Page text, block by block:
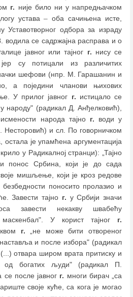
г. није било ни у напредњачком
устава– оба сачињена исте,
Уставотворног одбора за израду
водила се садржајна расправа и о
јавног или тајног г. нису се
су потицали из различитих
шефови (нпр. М. Гарашанин и
а поједини чланови њихових
У прилог јавног г. истицало се
народу" (радикал Д. Анђелковић),
народа тајно г. води у
Несторовић) и сл. По говорничком
остала је упамћена аргументација
у Радикалној странци): „Тајно
понос Србина, који је до сада
мишљење, који је кроз редове
поносито пролазио и
Завести тајно г. у Србији значи
завести некакву швабећу
маскенбал". У корист тајног г.
г. „не може бити отвореног
наставља и после избора" (радикал
(...) отвара широм врата притиску и
од богатих људи" (радикал П.
после јавног г. многи бирач „са
своје куће, са кога је могао